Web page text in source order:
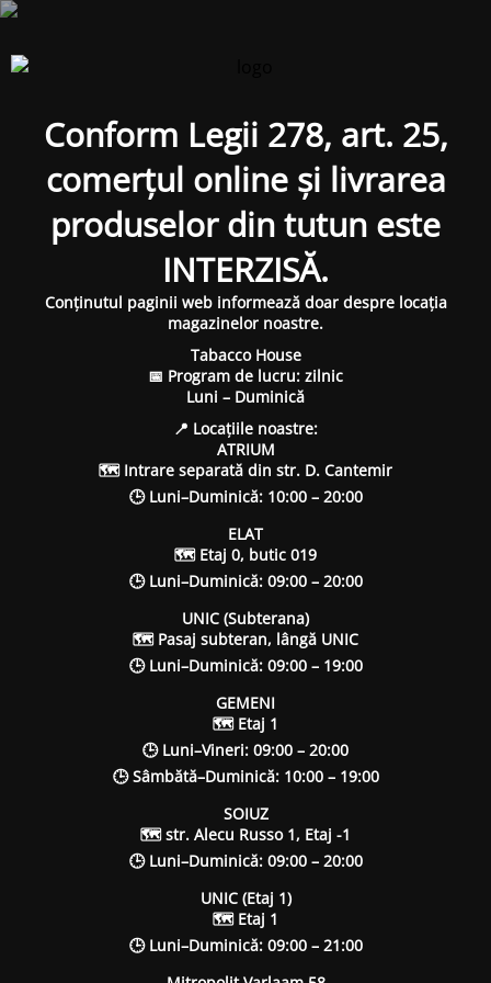
Conform Legii 278, art. 25,
comerțul online și livrarea
produselor din tutun este
INTERZISĂ.
Conținutul paginii web informează doar despre locația
magazinelor noastre.
Tabacco House
📅 Program de lucru: zilnic
Luni – Duminică
📍 Locațiile noastre:
ATRIUM
🗺 Intrare separată din str. D. Cantemir
🕒 Luni–Duminică: 10:00 – 20:00
ELAT
🗺 Etaj 0, butic 019
🕒 Luni–Duminică: 09:00 – 20:00
UNIC (Subterana)
🗺 Pasaj subteran, lângă UNIC
🕒 Luni–Duminică: 09:00 – 19:00
GEMENI
🗺 Etaj 1
🕒 Luni–Vineri: 09:00 – 20:00
🕒 Sâmbătă–Duminică: 10:00 – 19:00
SOIUZ
🗺 str. Alecu Russo 1, Etaj -1
🕒 Luni–Duminică: 09:00 – 20:00
UNIC (Etaj 1)
🗺 Etaj 1
🕒 Luni–Duminică: 09:00 – 21:00